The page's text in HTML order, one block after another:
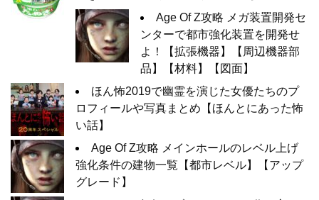
Age Of Z攻略 メガ装置開発セ
ンターで都市強化装置を開発せ
よ！【拡張機器】【周辺機器部
品】【材料】【図面】
ほん怖2019で幽霊を演じた女優たちのプ
ロフィールや写真まとめ【ほんとにあった怖
い話】
Age Of Z攻略 メインホールのレベル上げ
強化条件の建物一覧【都市レベル】【アップ
グレード】